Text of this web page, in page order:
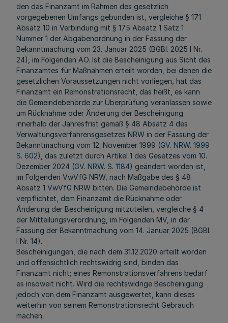
den das Finanzamt im Rahmen des gesetzlich
vorgegebenen Umfangs gebunden ist, vergleiche § 171
Absatz 10 in Verbindung mit § 175 Absatz 1 Satz 1
Nummer 1 der Abgabenordnung in der Fassung der
Bekanntmachung vom 23. Januar 2025 (BGBl. 2025 I Nr.
24), im Folgenden AO. Ist die Bescheinigung aus Sicht des
Finanzamtes für Maßnahmen erteilt worden, bei denen die
gesetzlichen Voraussetzungen nicht vorliegen, hat das
Finanzamt ein Remonstrationsrecht , das heißt, es kann
die Gemeindebehörde zur Überprüfung veranlassen sowie
um Rücknahme oder Änderung der Bescheinigung
innerhalb der Jahresfrist gemäß § 48 Absatz 4 des
Verwaltungsverfahrensgesetzes NRW in der Fassung der
Bekanntmachung vom 12. November 1999 (GV. NRW. 1999
S. 602), das zuletzt durch Artikel 1 des Gesetzes vom 10.
Dezember 2024 (GV. NRW. S. 1184) geändert worden ist,
im Folgenden VwVfG NRW, nach Maßgabe des § 48
Absatz 1 VwVfG NRW bitten. Die Gemeindebehörde ist
verpflichtet, dem Finanzamt die Rücknahme oder
Änderung der Bescheinigung mitzuteilen, vergleiche § 4
der Mitteilungsverordnung, im Folgenden MV, in der
Fassung der Bekanntmachung vom 14. Januar 2025 (BGBl.
I Nr. 14).
Bescheinigungen, die nach dem 31.12.2020 erteilt worden
und offensichtlich rechtswidrig sind, binden das
Finanzamt nicht; eines Remonstrationsverfahrens bedarf
es insoweit nicht. Wird die rechtswidrige Bescheinigung
jedoch von dem Finanzamt ausgewertet, kann dieses
weiterhin von seinem Remonstrationsrecht Gebrauch
machen.